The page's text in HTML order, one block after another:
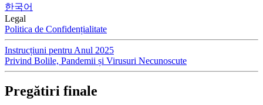
한국어
Legal
Politica de Confidențialitate
Instrucțiuni pentru Anul 2025
Privind Bolile, Pandemii și Virusuri Necunoscute
Pregătiri finale